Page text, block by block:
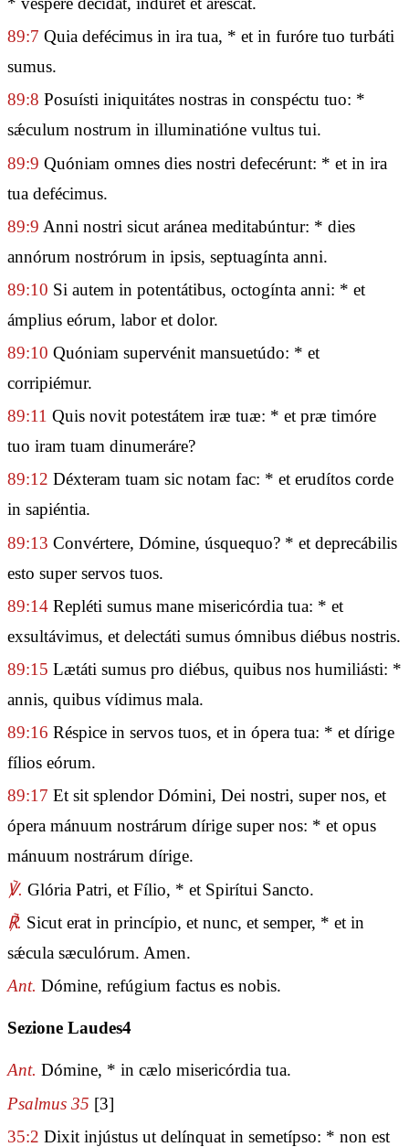
89:7 Quia defécimus in ira tua, * et in furóre tuo turbáti
sumus.
89:8 Posuísti iniquitátes nostras in conspéctu tuo: *
sǽculum nostrum in illuminatióne vultus tui.
89:9 Quóniam omnes dies nostri defecérunt: * et in ira
tua defécimus.
89:9 Anni nostri sicut aránea meditabúntur: * dies
annórum nostrórum in ipsis, septuagínta anni.
89:10 Si autem in potentátibus, octogínta anni: * et
ámplius eórum, labor et dolor.
89:10 Quóniam supervénit mansuetúdo: * et
corripiémur.
89:11 Quis novit potestátem iræ tuæ: * et præ timóre
tuo iram tuam dinumeráre?
89:12 Déxteram tuam sic notam fac: * et erudítos corde
in sapiéntia.
89:13 Convértere, Dómine, úsquequo? * et deprecábilis
esto super servos tuos.
89:14 Repléti sumus mane misericórdia tua: * et
exsultávimus, et delectáti sumus ómnibus diébus nostris.
89:15 Lætáti sumus pro diébus, quibus nos humiliásti: *
annis, quibus vídimus mala.
89:16 Réspice in servos tuos, et in ópera tua: * et dírige
fílios eórum.
89:17 Et sit splendor Dómini, Dei nostri, super nos, et
ópera mánuum nostrárum dírige super nos: * et opus
mánuum nostrárum dírige.
℣. Glória Patri, et Fílio, * et Spirítui Sancto.
℟. Sicut erat in princípio, et nunc, et semper, * et in
sǽcula sæculórum. Amen.
Ant. Dómine, refúgium factus es nobis.
Sezione Laudes4
Ant. Dómine, * in cælo misericórdia tua.
Psalmus 35 [3]
35:2 Dixit injústus ut delínquat in semetípso: * non est